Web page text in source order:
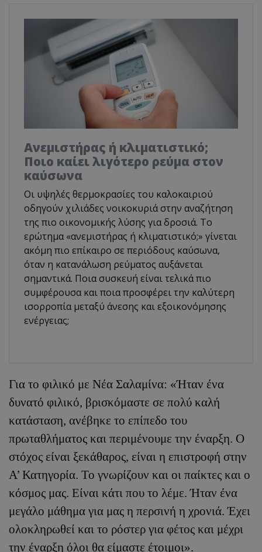
Ανεμιστήρας ή κλιματιστικό;
Ποιο καίει λιγότερο ρεύμα στον
καύσωνα
Οι υψηλές θερμοκρασίες του καλοκαιριού
οδηγούν χιλιάδες νοικοκυριά στην αναζήτηση
της πιο οικονομικής λύσης για δροσιά. Το
ερώτημα «ανεμιστήρας ή κλιματιστικό;» γίνεται
ακόμη πιο επίκαιρο σε περιόδους καύσωνα,
όταν η κατανάλωση ρεύματος αυξάνεται
σημαντικά. Ποια συσκευή είναι τελικά πιο
συμφέρουσα και ποια προσφέρει την καλύτερη
ισορροπία μεταξύ άνεσης και εξοικονόμησης
ενέργειας;
Για το φιλικό με Νέα Σαλαμίνα: «Ήταν ένα
δυνατό φιλικό, βρισκόμαστε σε πολύ καλή
κατάσταση, ανέβηκε το επίπεδο του
πρωταθλήματος και περιμένουμε την έναρξη. Ο
στόχος είναι ξεκάθαρος, είναι η επιστροφή στην
Α’ Κατηγορία. Το γνωρίζουν και οι παίκτες και ο
κόσμος μας. Είναι κάτι που το λέμε. Ήταν ένα
μεγάλο μάθημα για μας η περσινή η χρονιά. Έχει
ολοκληρωθεί και το ρόστερ για φέτος και μέχρι
την έναρξη όλοι θα είμαστε έτοιμοι».